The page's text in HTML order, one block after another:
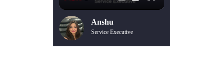
Anshu
Service Executive